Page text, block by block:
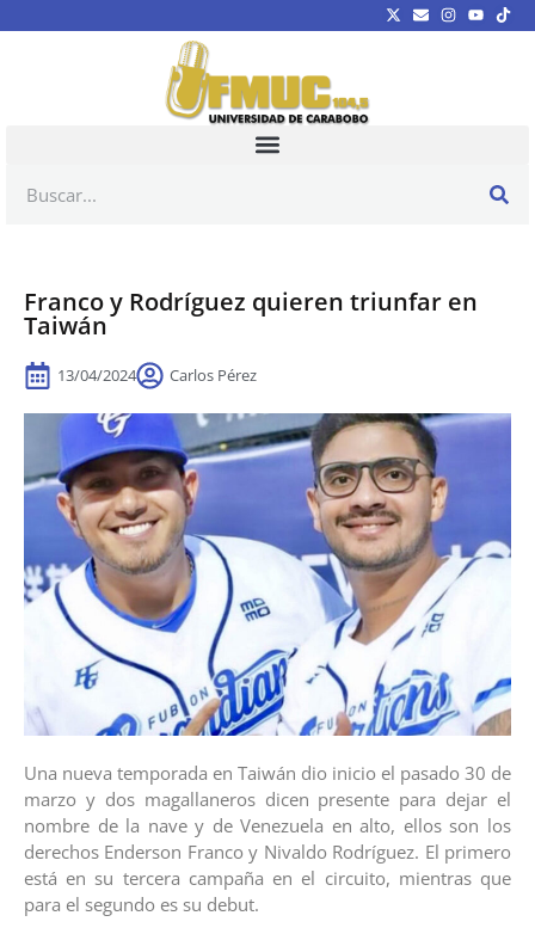
Franco y Rodríguez quieren triunfar en
Taiwán
13/04/2024 Carlos Pérez
Una nueva temporada en Taiwán dio inicio el pasado 30 de
marzo y dos magallaneros dicen presente para dejar el
nombre de la nave y de Venezuela en alto, ellos son los
derechos Enderson Franco y Nivaldo Rodríguez. El primero
está en su tercera campaña en el circuito, mientras que
para el segundo es su debut.